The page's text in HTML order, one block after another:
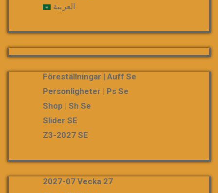
العربية
Föreställningar | Auff Se
Personligheter | Ps Se
Shop | Sh Se
Slider SE
Z3-2027 SE
2027-07 Vecka 27